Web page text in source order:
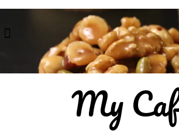
content
My